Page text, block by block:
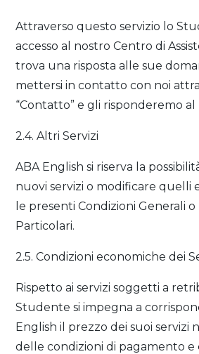
Attraverso questo servizio lo
accesso al nostro Centro di
trova una risposta alle sue
mettersi in contatto con noi
“Contatto” e gli risponderemo
2.4. Altri Servizi
ABA English si riserva la
nuovi servizi o modificare quelli
le presenti Condizioni Generali
Particolari.
2.5. Condizioni economiche dei
Rispetto ai servizi soggetti a
Studente si impegna a
English il prezzo dei suoi servizi
delle condizioni di pagamento